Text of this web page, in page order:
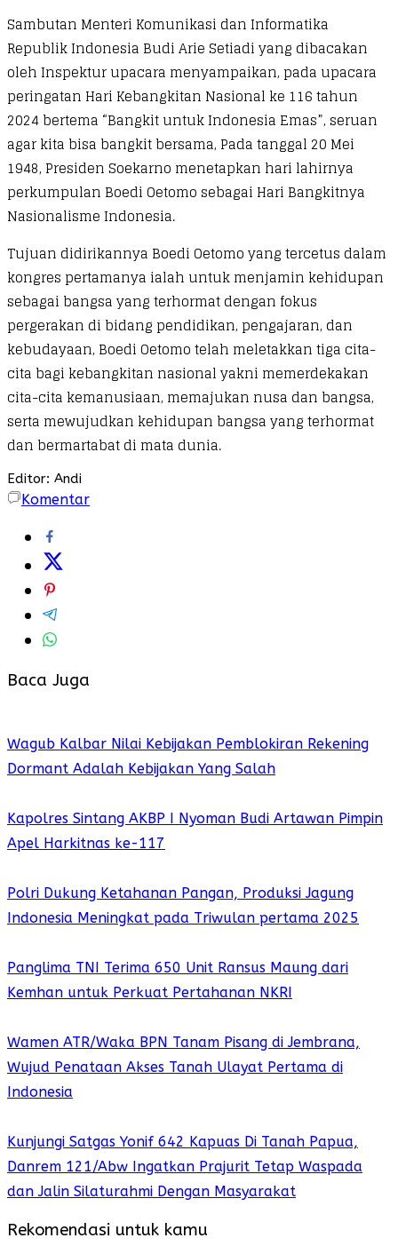
Sambutan Menteri Komunikasi dan Informatika
Republik Indonesia Budi Arie Setiadi yang dibacakan
oleh Inspektur upacara menyampaikan, pada upacara
peringatan Hari Kebangkitan Nasional ke 116 tahun
2024 bertema “Bangkit untuk Indonesia Emas”, seruan
agar kita bisa bangkit bersama, Pada tanggal 20 Mei
1948, Presiden Soekarno menetapkan hari lahirnya
perkumpulan Boedi Oetomo sebagai Hari Bangkitnya
Nasionalisme Indonesia.
Tujuan didirikannya Boedi Oetomo yang tercetus dalam
kongres pertamanya ialah untuk menjamin kehidupan
sebagai bangsa yang terhormat dengan fokus
pergerakan di bidang pendidikan, pengajaran, dan
kebudayaan, Boedi Oetomo telah meletakkan tiga cita-
cita bagi kebangkitan nasional yakni memerdekakan
cita-cita kemanusiaan, memajukan nusa dan bangsa,
serta mewujudkan kehidupan bangsa yang terhormat
dan bermartabat di mata dunia.
Editor: Andi
Komentar
Baca Juga
Wagub Kalbar Nilai Kebijakan Pemblokiran Rekening
Dormant Adalah Kebijakan Yang Salah
Kapolres Sintang AKBP I Nyoman Budi Artawan Pimpin
Apel Harkitnas ke-117
Polri Dukung Ketahanan Pangan, Produksi Jagung
Indonesia Meningkat pada Triwulan pertama 2025
Panglima TNI Terima 650 Unit Ransus Maung dari
Kemhan untuk Perkuat Pertahanan NKRI
Wamen ATR/Waka BPN Tanam Pisang di Jembrana,
Wujud Penataan Akses Tanah Ulayat Pertama di
Indonesia
Kunjungi Satgas Yonif 642 Kapuas Di Tanah Papua,
Danrem 121/Abw Ingatkan Prajurit Tetap Waspada
dan Jalin Silaturahmi Dengan Masyarakat
Rekomendasi untuk kamu